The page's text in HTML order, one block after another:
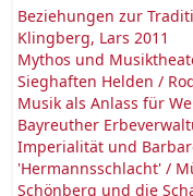
Beziehungen zur
Klingberg, Lars 2011
Mythos und
Sieghaften Helden /
Musik als Anlass für
Bayreuther
Imperialität und
'Hermannsschlacht' /
Schönberg und die